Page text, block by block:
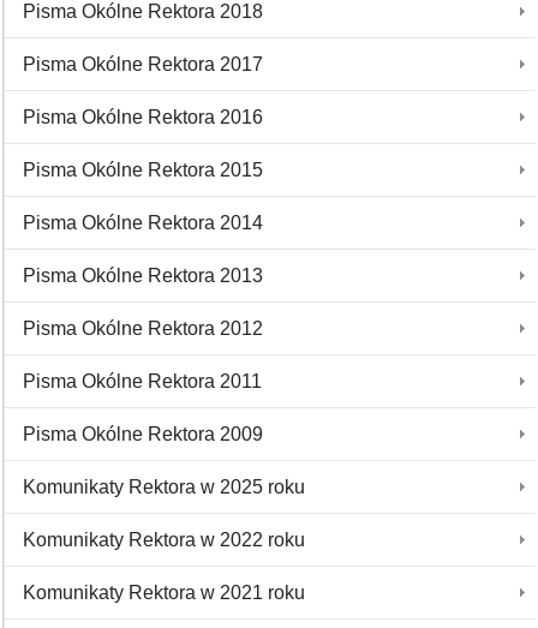
Pisma Okólne Rektora 2018
Pisma Okólne Rektora 2017
Pisma Okólne Rektora 2016
Pisma Okólne Rektora 2015
Pisma Okólne Rektora 2014
Pisma Okólne Rektora 2013
Pisma Okólne Rektora 2012
Pisma Okólne Rektora 2011
Pisma Okólne Rektora 2009
Komunikaty Rektora w 2025 roku
Komunikaty Rektora w 2022 roku
Komunikaty Rektora w 2021 roku